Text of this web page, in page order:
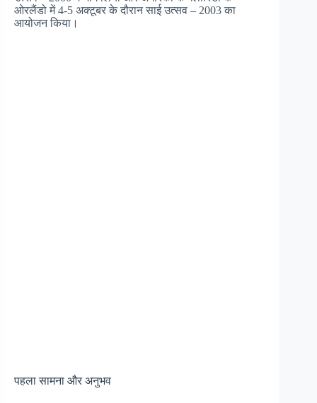
ओरलैंडो में 4-5 अक्टूबर के दौरान साई उत्सव – 2003 का
आयोजन किया।
पहला सामना और अनुभव